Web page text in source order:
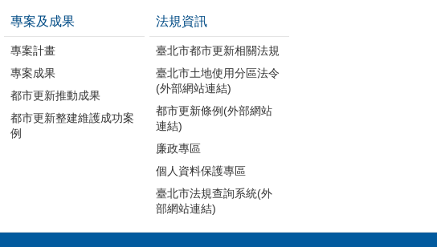
專案及成果
專案計畫
專案成果
都市更新推動成果
都市更新整建維護成功案
例
法規資訊
臺北市都市更新相關法規
臺北市土地使用分區法令
(外部網站連結)
都市更新條例(外部網站
連結)
廉政專區
個人資料保護專區
臺北市法規查詢系統(外
部網站連結)